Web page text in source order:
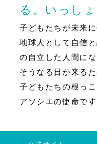
る。いっしょ
子どもたちが未来
地球人として自信
の自立した人間にな
そうなる日が来るた
子どもたちの根っ
アソシエの使命です